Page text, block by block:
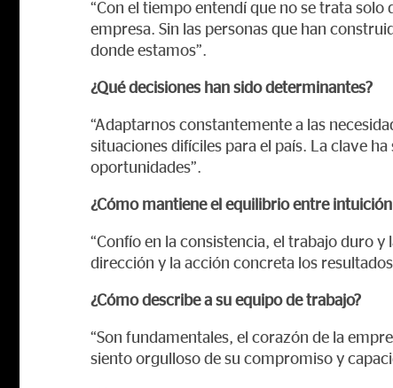
“Con el tiempo entendí que no se trata
empresa. Sin las personas que han
donde estamos”.
¿Qué decisiones han sido determinantes?
“Adaptarnos constantemente a las
situaciones difíciles para el país. La clave
oportunidades”.
¿Cómo mantiene el equilibrio entre
“Confío en la consistencia, el trabajo duro
dirección y la acción concreta los
¿Cómo describe a su equipo de trabajo?
“Son fundamentales, el corazón de la
siento orgulloso de su compromiso y